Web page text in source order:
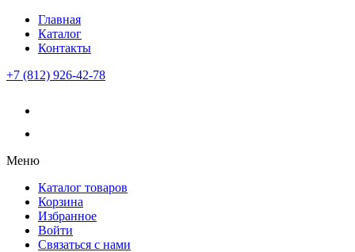
Главная
Каталог
Контакты
+7 (812) 926-42-78
Меню
Каталог товаров
Корзина
Избранное
Войти
Связаться с нами